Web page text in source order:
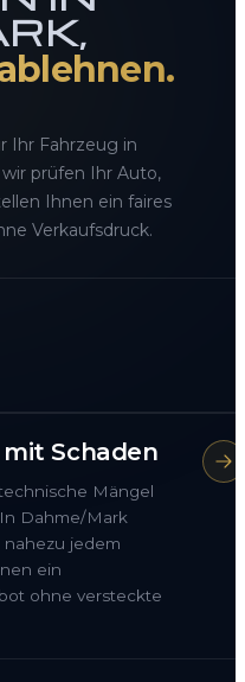
Ihr Fahrzeug in
prüfen Ihr Auto,
Ihnen ein faires
Verkaufsdruck.
Schaden
Mängel
Dahme/Mark
jedem
ein
ohne versteckte